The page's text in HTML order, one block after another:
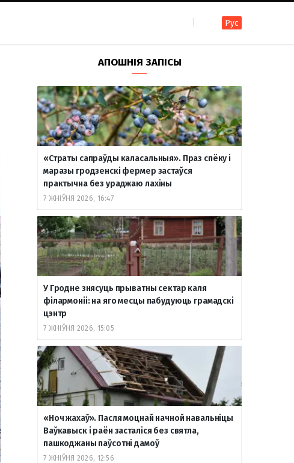
F
a
c
e
o
I
n
s
t
g
m
T
e
l
e
r
a
R
S
S
Y
o
u
T
b
В
к
о
н
а
к
е
Рус
АПОШНІЯ ЗАПІСЫ
«Страты сапраўды каласальныя». Праз спёку і
маразы гродзенскі фермер застаўся
практычна без ураджаю лахіны
7 ЖНІЎНЯ 2026, 16:47
У Гродне знясуць прыватны сектар каля
філармоніі: на яго месцы пабудуюць грамадскі
цэнтр
7 ЖНІЎНЯ 2026, 15:05
«Ноч жахаў». Пасля моцнай начной навальніцы
Ваўкавыск і раён засталіся без святла,
пашкоджаны паўсотні дамоў
7 ЖНІЎНЯ 2026, 12:56